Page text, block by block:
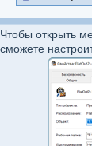
Чтобы открыть
сможете